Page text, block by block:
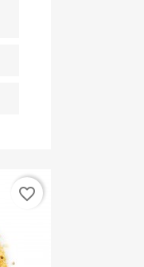
favorite_border